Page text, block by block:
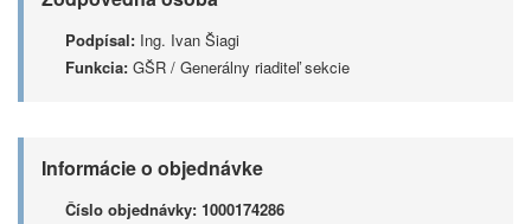
Podpísal: Ing. Ivan Šiagi
Funkcia: GŠR / Generálny riaditeľ sekcie
Informácie o objednávke
Číslo objednávky: 1000174286